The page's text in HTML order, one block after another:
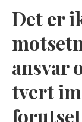
Det er
ansvar
tvert